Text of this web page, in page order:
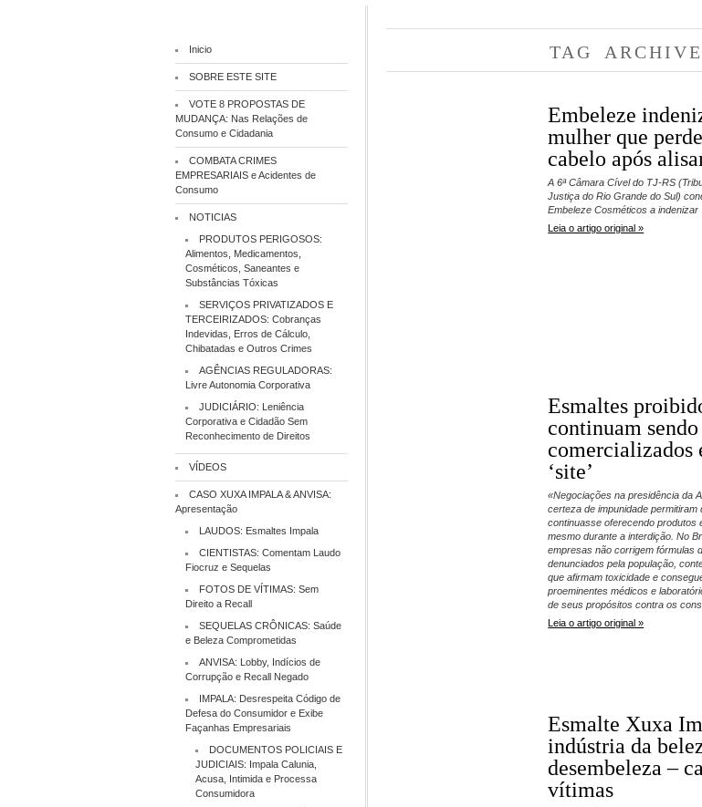
TAG
Embeleze
mulher que
cabelo após
A 6ª Câmara Cível do TJ-RS
Justiça do Rio Grande do Sul)
Embeleze Cosméticos a
Leia o artigo original »
Esmaltes
continuam sendo
comercializados
‘site’
«Negociações na presidência da
certeza de impunidade permitiram
continuasse oferecendo produtos
mesmo durante a interdição. No
empresas não corrigem fórmulas
denunciados pela população,
que afirmam toxicidade e
proeminentes médicos e
de seus propósitos contra os
Leia o artigo original »
Esmalte Xuxa
indústria da
desembeleza –
vítimas
Inicio
SOBRE ESTE SITE
VOTE 8 PROPOSTAS DE
MUDANÇA: Nas Relações de
Consumo e Cidadania
COMBATA CRIMES
EMPRESARIAIS e Acidentes de
Consumo
NOTICIAS
PRODUTOS PERIGOSOS:
Alimentos, Medicamentos,
Cosméticos, Saneantes e
Substâncias Tóxicas
SERVIÇOS PRIVATIZADOS E
TERCEIRIZADOS: Cobranças
Indevidas, Erros de Cálculo,
Chibatadas e Outros Crimes
AGÊNCIAS REGULADORAS:
Livre Autonomia Corporativa
JUDICIÁRIO: Leniência
Corporativa e Cidadão Sem
Reconhecimento de Direitos
VÍDEOS
CASO XUXA IMPALA & ANVISA:
Apresentação
LAUDOS: Esmaltes Impala
CIENTISTAS: Comentam Laudo
Fiocruz e Sequelas
FOTOS DE VÍTIMAS: Sem
Direito a Recall
SEQUELAS CRÔNICAS: Saúde
e Beleza Comprometidas
ANVISA: Lobby, Indícios de
Corrupção e Recall Negado
IMPALA: Desrespeita Código de
Defesa do Consumidor e Exibe
Façanhas Empresariais
DOCUMENTOS POLICIAIS E
JUDICIAIS: Impala Calunia,
Acusa, Intimida e Processa
Consumidora